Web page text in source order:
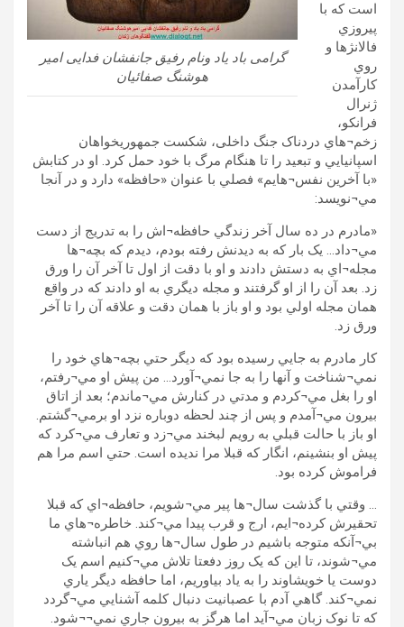
گرامی باد یاد ونام رفیق جانفشان فدایی امیر
هوشنگ صفائیان
است که با
پيروزي
فالانژها و
روي
کارآمدن
ژنرال
فرانکو،
زخم¬هاي دردناک جنگ داخلی، شکست جمهوريخواهان
اسپانيايي و تبعيد را تا هنگام مرگ با خود حمل کرد. او در کتابش
«با آخرين نفس¬هايم» فصلي با عنوان «حافظه» دارد و در آنجا
مي¬نويسد:
«مادرم در ده سال آخر زندگي حافظه¬اش را به تدريج از دست
مي¬داد… يک بار که به ديدنش رفته بودم، ديدم که بچه¬ها
مجله¬اي به دستش دادند و او با دقت از اول تا آخر آن را ورق
زد. بعد آن را از او گرفتند و مجله ديگري به او دادند که در واقع
همان مجله اولي بود و او باز با همان دقت و علاقه آن را تا آخر
ورق زد.
کار مادرم به جايي رسيده بود که ديگر حتي بچه¬هاي خود را
نمي¬شناخت و آنها را به جا نمي¬آورد… من پيش او مي¬رفتم،
او را بغل مي¬کردم و مدتي در کنارش مي¬ماندم؛ بعد از اتاق
بيرون مي¬آمدم و پس از چند لحظه دوباره نزد او برمي¬گشتم.
او باز با حالت قبلي به رويم لبخند مي¬زد و تعارف مي¬کرد که
پيش او بنشينم، انگار که قبلا مرا نديده است. حتي اسم مرا هم
فراموش کرده بود.
… وقتي با گذشت سال¬ها پير مي¬شويم، حافظه¬اي که قبلا
تحقيرش کرده¬ايم، ارج و قرب پيدا مي¬کند. خاطره¬هاي ما
بي¬آنکه متوجه باشيم در طول سال¬ها روي هم انباشته
مي¬شوند، تا اين که يک روز دفعتا تلاش مي¬کنيم اسم يک
دوست يا خويشاوند را به ياد بياوريم، اما حافظه ديگر ياري
نمي¬کند. گاهي آدم با عصبانيت دنبال کلمه آشنايي مي¬گردد
که تا نوک زبان مي¬آيد اما هرگز به بيرون جاري نمي¬¬شود.